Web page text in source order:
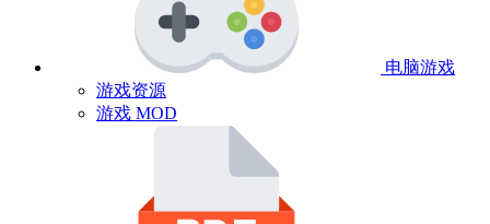
电脑游戏
游戏资源
游戏 MOD